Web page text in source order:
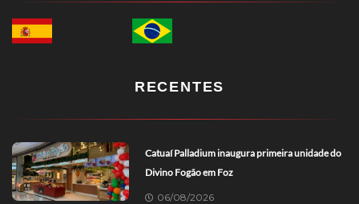
RECENTES
Catuaí Palladium inaugura primeira unidade do
Divino Fogão em Foz
06/08/2026